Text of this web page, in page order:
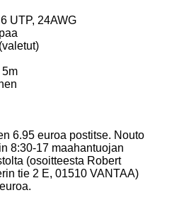
UTP, 24AWG
6.95 euroa postitse. Nouto
8:30-17 maahantuojan
(osoitteesta Robert
tie 2 E, 01510 VANTAA)